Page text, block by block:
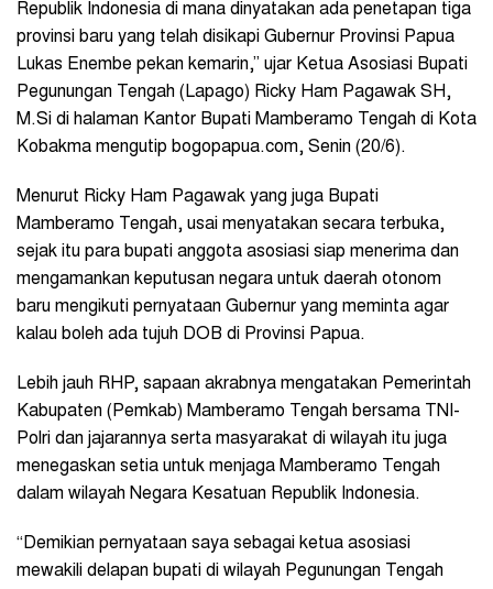
Republik Indonesia di mana dinyatakan ada penetapan tiga
provinsi baru yang telah disikapi Gubernur Provinsi Papua
Lukas Enembe pekan kemarin,” ujar Ketua Asosiasi Bupati
Pegunungan Tengah (Lapago) Ricky Ham Pagawak SH,
M.Si di halaman Kantor Bupati Mamberamo Tengah di Kota
Kobakma mengutip bogopapua.com, Senin (20/6).
Menurut Ricky Ham Pagawak yang juga Bupati
Mamberamo Tengah, usai menyatakan secara terbuka,
sejak itu para bupati anggota asosiasi siap menerima dan
mengamankan keputusan negara untuk daerah otonom
baru mengikuti pernyataan Gubernur yang meminta agar
kalau boleh ada tujuh DOB di Provinsi Papua.
Lebih jauh RHP, sapaan akrabnya mengatakan Pemerintah
Kabupaten (Pemkab) Mamberamo Tengah bersama TNI-
Polri dan jajarannya serta masyarakat di wilayah itu juga
menegaskan setia untuk menjaga Mamberamo Tengah
dalam wilayah Negara Kesatuan Republik Indonesia.
“Demikian pernyataan saya sebagai ketua asosiasi
mewakili delapan bupati di wilayah Pegunungan Tengah